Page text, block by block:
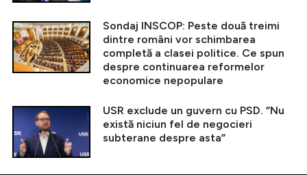
Sondaj INSCOP: Peste două treimi
dintre români vor schimbarea
completă a clasei politice. Ce spun
despre continuarea reformelor
economice nepopulare
USR exclude un guvern cu PSD. ”Nu
există niciun fel de negocieri
subterane despre asta”